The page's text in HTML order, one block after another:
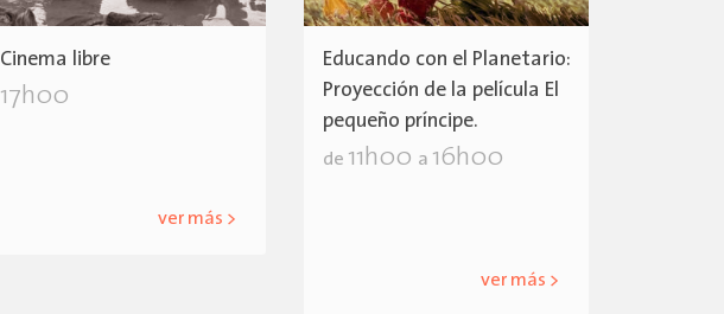
Cinema libre
17h00
ver más >
Educando con el Planetario:
Proyección de la película El
pequeño príncipe.
de 11h00 a 16h00
ver más >